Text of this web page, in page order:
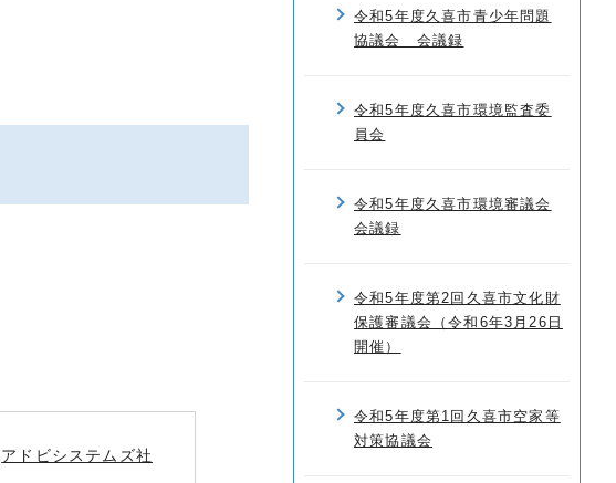
アドビシステムズ社
令和5年度久喜市青少年問題
協議会 会議録
令和5年度久喜市環境監査委
員会
令和5年度久喜市環境審議会
会議録
令和5年度第2回久喜市文化財
保護審議会（令和6年3月26日
開催）
令和5年度第1回久喜市空家等
対策協議会